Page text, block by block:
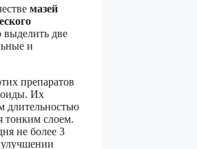
мазей
две
и
препаратов
Их
длительностью
тонким слоем.
не более 3